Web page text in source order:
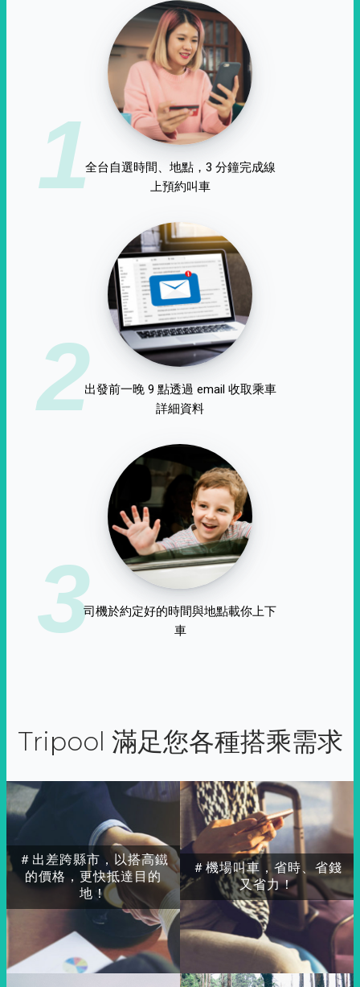
1全台自選時間、地點，3 分鐘完成線
上預約叫車
2出發前一晚 9 點透過 email 收取乘車
詳細資料
3司機於約定好的時間與地點載你上下
車
Tripool 滿足您各種搭乘需求
＃出差跨縣市，以搭高鐵
的價格，更快抵達目的
地！
＃機場叫車，省時、省錢
又省力！